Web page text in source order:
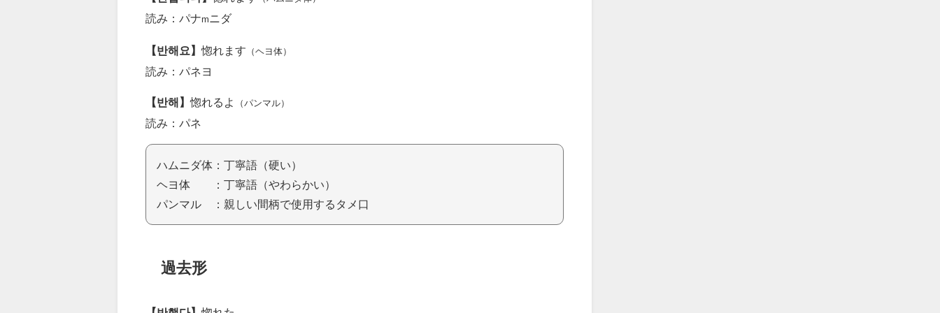
読み：パナm ニダ
【반해요】惚れます （ヘヨ体）
読み：パネヨ
【반해】惚れるよ （パンマル）
読み：パネ
ハムニダ体：丁寧語（硬い）
ヘヨ体 ：丁寧語（やわらかい）
パンマル ：親しい間柄で使用するタメ口
過去形